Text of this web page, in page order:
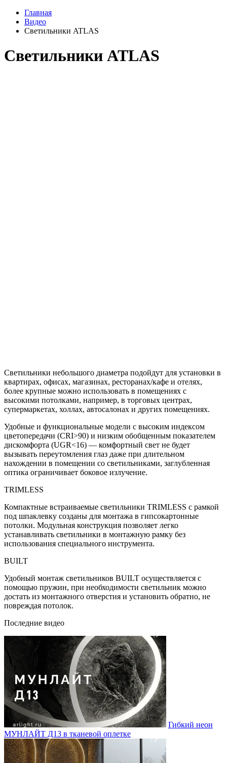
Главная
Видео
Светильники ATLAS
Светильники ATLAS
Светильники небольшого диаметра подойдут для установки в
квартирах, офисах, магазинах, ресторанах/кафе и отелях,
более крупные можно использовать в помещениях с
высокими потолками, например, в торговых центрах,
супермаркетах, холлах, автосалонах и других помещениях.
Удобные и функциональные модели с высоким индексом
цветопередачи (CRI>90) и низким обобщенным показателем
дискомфорта (UGR<16) — комфортный свет не будет
вызывать переутомления глаз даже при длительном
нахождении в помещении со светильниками, заглубленная
оптика ограничивает боковое излучение.
TRIMLESS
Компактные встраиваемые светильники TRIMLESS с рамкой
под шпаклевку созданы для монтажа в гипсокартонные
потолки. Модульная конструкция позволяет легко
устанавливать светильники в монтажную рамку без
использования специального инструмента.
BUILT
Удобный монтаж светильников BUILT осуществляется с
помощью пружин, при необходимости светильник можно
достать из монтажного отверстия и установить обратно, не
повреждая потолок.
Последние видео
Гибкий неон
МУНЛАЙТ Д13 в тканевой оплетке